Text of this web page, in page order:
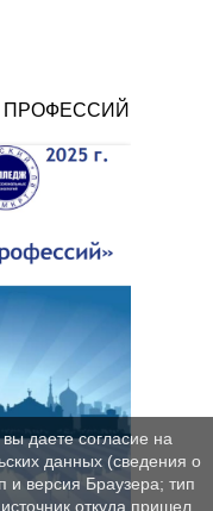
даете согласие на
данных (сведения о
и версия Браузера; тип
откуда пришел